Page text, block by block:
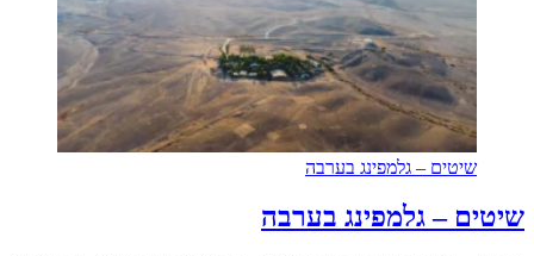
שיטים – גלמפינג בערבה
שיטים – גלמפינג בערבה